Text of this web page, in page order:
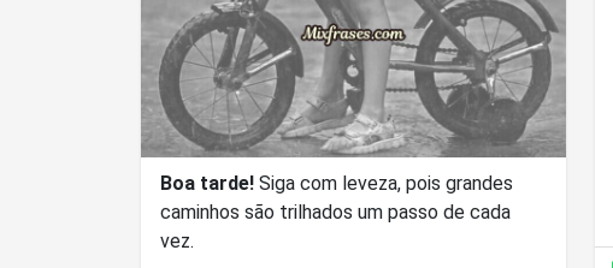
Boa tarde! Siga com leveza, pois grandes
caminhos são trilhados um passo de cada
vez.